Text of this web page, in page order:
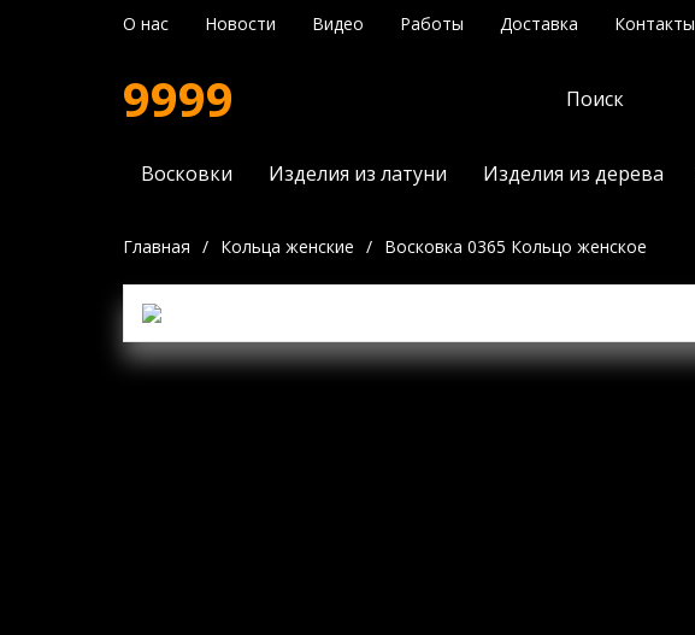
О нас Новости Видео Работы Доставка Контакты
9999
Восковки Изделия из латуни Изделия из дерева
Главная / Кольца женские / Восковка 0365 Кольцо женское